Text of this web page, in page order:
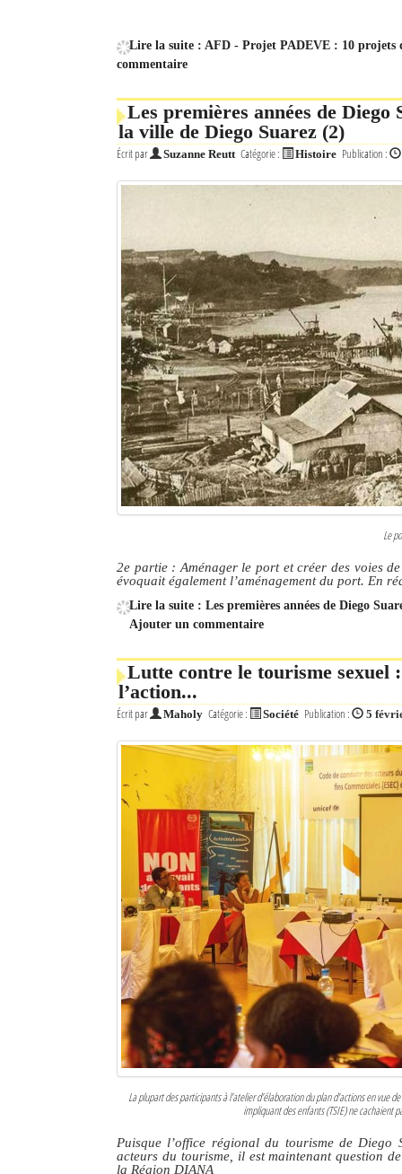
Lire la suite : AFD - Projet PADEVE : 10 projets
commentaire
Les premières années de Diego
la ville de Diego Suarez (2)
Écrit par Suzanne Reutt Catégorie : Histoire Publication :
Le
2e partie : Aménager le port et créer des voies
évoquait également l’aménagement du port. En
Lire la suite : Les premières années de Diego
Ajouter un commentaire
Lutte contre le tourisme sexuel
l’action...
Écrit par Maholy Catégorie : Société Publication : 5
La plupart des participants à l’atelier d’élaboration du plan d’actions en vue
impliquant des enfants (TSIE) ne cachaient
Puisque l’office régional du tourisme de
acteurs du tourisme, il est maintenant question
la Région DIANA